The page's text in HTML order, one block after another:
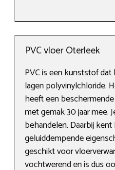
PVC vloer Oterleek
PVC is een kunststof
lagen polyvinylchloride.
heeft een
met gemak 30 jaar mee.
behandelen. Daarbij kent
geluiddempende
geschikt voor
vochtwerend en is dus